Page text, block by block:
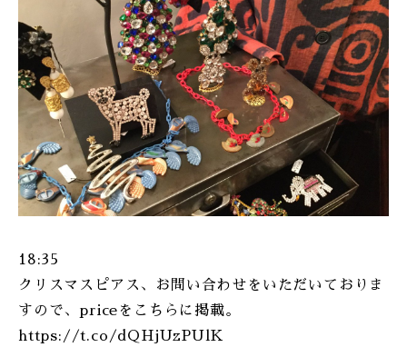
18:35
クリスマスピアス、お問い合わせをいただいておりま
すので、priceをこちらに掲載。
https://t.co/dQHjUzPUlK